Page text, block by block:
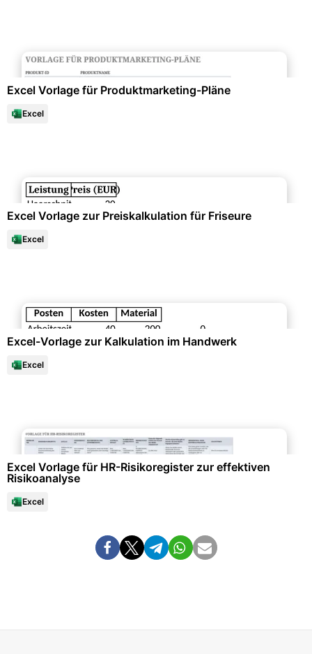
Excel Vorlage für Produktmarketing-Pläne
Excel
Excel Vorlage zur Preiskalkulation für Friseure
Excel
Excel-Vorlage zur Kalkulation im Handwerk
Excel
Excel Vorlage für HR-Risikoregister zur effektiven
Risikoanalyse
Excel